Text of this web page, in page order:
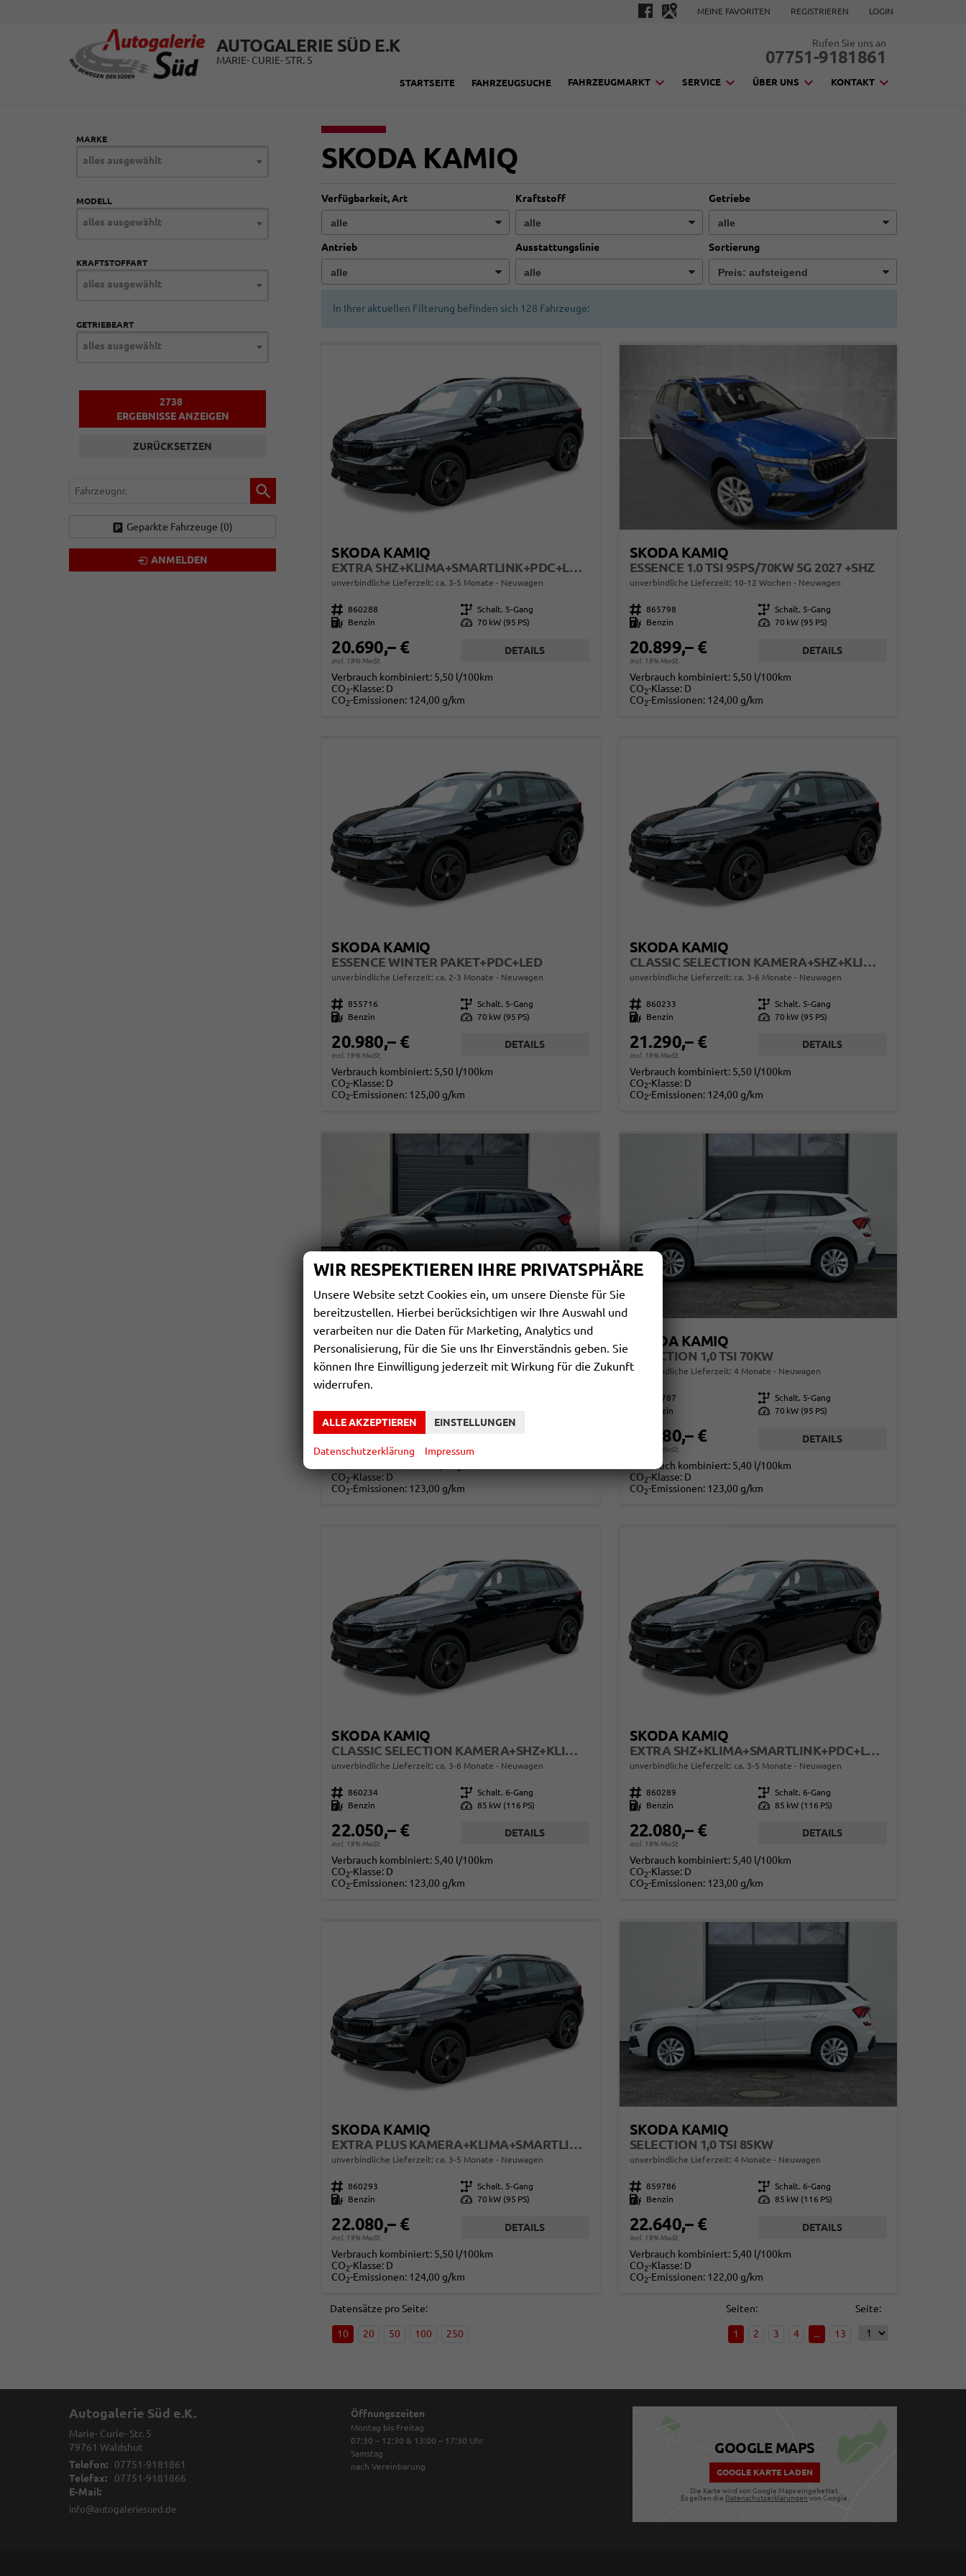
MEINE FAVORITEN REGISTRIEREN LOGIN
AUTOGALERIE SÜD E.K
MARIE- CURIE- STR. 5
Rufen Sie uns an
07751-9181861
STARTSEITE FAHRZEUGSUCHE FAHRZEUGMARKT SERVICE ÜBER UNS KONTAKT
SKODA KAMIQ
Verfügbarkeit, Art Kraftstoff Getriebe
Antrieb Ausstattungslinie Sortierung
In Ihrer aktuellen Filterung befinden sich 128 Fahrzeuge:
SKODA KAMIQ
EXTRA SHZ+KLIMA+SMARTLINK+PDC+LED+TEMPOMAT
unverbindliche Lieferzeit: ca. 3-5 Monate Neuwagen
Fahrzeugnr. 860288 Getriebe Schalt. 5-Gang
Kraftstoff
Benzin Leistung 70 kW (95 PS)
20.690,– €
incl. 19% MwSt.
DETAILS
Verbrauch kombiniert: 5,50 l/100km
CO2-Klasse: D
CO2-Emissionen: 124,00 g/km
SKODA KAMIQ
ESSENCE 1.0 TSI 95PS/70KW 5G 2027 +SHZ
unverbindliche Lieferzeit: 10-12 Wochen Neuwagen
Fahrzeugnr. 865798 Getriebe Schalt. 5-Gang
Kraftstoff
Benzin Leistung 70 kW (95 PS)
20.899,– €
incl. 19% MwSt.
DETAILS
Verbrauch kombiniert: 5,50 l/100km
CO2-Klasse: D
CO2-Emissionen: 124,00 g/km
SKODA KAMIQ
ESSENCE WINTER PAKET+PDC+LED
unverbindliche Lieferzeit: ca. 2-3 Monate Neuwagen
Fahrzeugnr. 855716 Getriebe Schalt. 5-Gang
Kraftstoff
Benzin Leistung 70 kW (95 PS)
20.980,– €
incl. 19% MwSt.
DETAILS
Verbrauch kombiniert: 5,50 l/100km
CO2-Klasse: D
CO2-Emissionen: 125,00 g/km
SKODA KAMIQ
CLASSIC SELECTION KAMERA+SHZ+KLIMA+TEMPOMAT+LED+16" LM
unverbindliche Lieferzeit: ca. 3-6 Monate Neuwagen
Fahrzeugnr. 860233 Getriebe Schalt. 5-Gang
Kraftstoff
Benzin Leistung 70 kW (95 PS)
21.290,– €
incl. 19% MwSt.
DETAILS
Verbrauch kombiniert: 5,50 l/100km
CO2-Klasse: D
CO2-Emissionen: 124,00 g/km
SKODA KAMIQ
ESSENCE 1,0 TSI 70KW WINTER
unverbindliche Lieferzeit:3 Monate Neuwagen
Kraftstoff Benzin
21.490,– €
incl. 19% MwSt.
CO2-Klasse: D
CO2-Emissionen: 123,00 g/km
SKODA KAMIQ
SELECTION 1,0 TSI 70KW
unverbindliche Lieferzeit: 4 Monate Neuwagen
859787 Getriebe Schalt. 5-Gang
Benzin Leistung 70 kW (95 PS)
21.580,– €
incl. 19% MwSt.
DETAILS
Verbrauch kombiniert: 5,40 l/100km
CO2-Klasse: D
CO2-Emissionen: 123,00 g/km
SKODA KAMIQ
CLASSIC SELECTION KAMERA+SHZ+KLIMA+TEMPOMAT+LED+16" LM
unverbindliche Lieferzeit: ca. 3-6 Monate Neuwagen
Fahrzeugnr. 860234 Getriebe Schalt. 6-Gang
Kraftstoff
Benzin Leistung 85 kW (116 PS)
22.050,– €
incl. 19% MwSt.
DETAILS
Verbrauch kombiniert: 5,40 l/100km
CO2-Klasse: D
CO2-Emissionen: 123,00 g/km
SKODA KAMIQ
EXTRA SHZ+KLIMA+SMARTLINK+PDC+LED+TEMPOMAT
unverbindliche Lieferzeit: ca. 3-5 Monate Neuwagen
Fahrzeugnr. 860289 Getriebe Schalt. 6-Gang
Kraftstoff
Benzin Leistung 85 kW (116 PS)
22.080,– €
incl. 19% MwSt.
DETAILS
Verbrauch kombiniert: 5,40 l/100km
CO2-Klasse: D
CO2-Emissionen: 123,00 g/km
SKODA KAMIQ
EXTRA PLUS KAMERA+KLIMA+SMARTLINK+PDC+LED+TEMPOMAT
unverbindliche Lieferzeit: ca. 3-5 Monate Neuwagen
Fahrzeugnr. 860293 Getriebe Schalt. 5-Gang
Kraftstoff
Benzin Leistung 70 kW (95 PS)
22.080,– €
incl. 19% MwSt.
DETAILS
Verbrauch kombiniert: 5,50 l/100km
CO2-Klasse: D
CO2-Emissionen: 124,00 g/km
SKODA KAMIQ
SELECTION 1,0 TSI 85KW
unverbindliche Lieferzeit: 4 Monate Neuwagen
Fahrzeugnr. 859786 Getriebe Schalt. 6-Gang
Kraftstoff
Benzin Leistung 85 kW (116 PS)
22.640,– €
incl. 19% MwSt.
DETAILS
Verbrauch kombiniert: 5,40 l/100km
CO2-Klasse: D
CO2-Emissionen: 122,00 g/km
Datensätze pro Seite:
10 20 50 100 250
Seite:
Seiten:
1 2 3 4 ... 13
MARKE
alles ausgewählt
MODELL
alles ausgewählt
KRAFTSTOFFART
alles ausgewählt
GETRIEBEART
alles ausgewählt
2738
ERGEBNISSE ANZEIGEN
ZURÜCKSETZEN
Fahrzeugnr.
Geparkte Fahrzeuge (0)
ANMELDEN
Autogalerie Süd e.K.
Marie- Curie- Str. 5
79761 Waldshut
Telefon:
07751-9181861
Telefax:
07751-9181866
E-Mail:
info@autogaleriesued.de
Öffnungszeiten
Montag bis Freitag
07:30 – 12:30 & 13:00 – 17:30 Uhr
Samstag
nach Vereinbarung
GOOGLE MAPS
GOOGLE KARTE LADEN
Die Karte wird von Google Maps eingebettet.
Es gelten die Datenschutzerklärungen von Google.
WIR RESPEKTIEREN IHRE PRIVATSPHÄRE
Unsere Website setzt Cookies ein, um unsere Dienste für Sie
bereitzustellen. Hierbei berücksichtigen wir Ihre Auswahl und
verarbeiten nur die Daten für Marketing, Analytics und
Personalisierung, für die Sie uns Ihr Einverständnis geben. Sie
können Ihre Einwilligung jederzeit mit Wirkung für die Zukunft
widerrufen.
ALLE AKZEPTIEREN EINSTELLUNGEN
Datenschutzerklärung Impressum